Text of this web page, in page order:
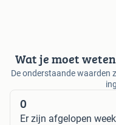
Wat je moet
De onderstaande waarden
0
Er zijn afgelopen week